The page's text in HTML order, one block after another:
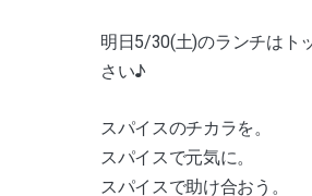
明日5/30(土)のランチはト
さい♪
スパイスのチカラを。
スパイスで元気に。
スパイスで助け合おう。